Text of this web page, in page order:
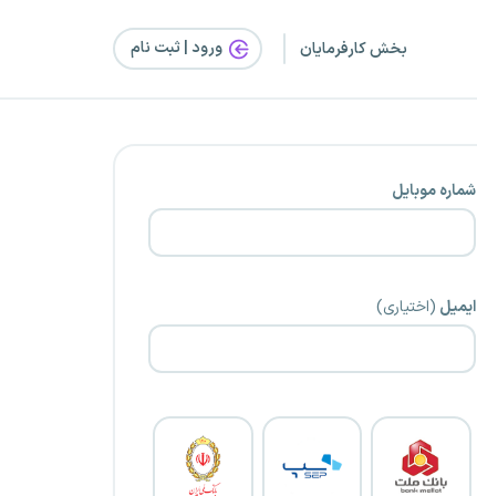
بخش کارفرمایان ورود | ثبت‌ نام
شماره موبایل
ایمیل (اختیاری)